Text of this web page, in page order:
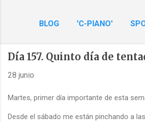
BLOG 'C-PIANO'
Día 157. Quinto día de
28 junio
Martes, primer día importante de esta
Desde el sábado me están pinchando a